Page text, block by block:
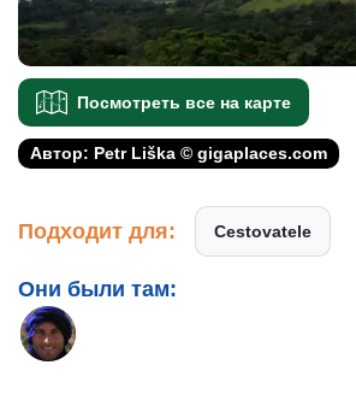
Посмотреть все на карте
Автор: Petr Liška © gigaplaces.com
Подходит для: Cestovatele
Они были там: